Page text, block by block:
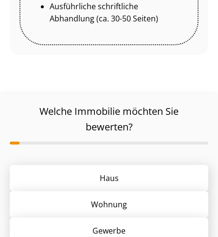
Ausführliche schriftliche
Abhandlung (ca. 30-50 Seiten)
Welche Immobilie möchten Sie
bewerten?
Haus
Wohnung
Gewerbe